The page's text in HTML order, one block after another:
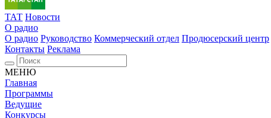
ТАТ Новости
О радио
О радио Руководство Коммерческий отдел Продюсерский центр
Контакты Реклама
МЕНЮ
Главная
Программы
Ведущие
Конкурсы